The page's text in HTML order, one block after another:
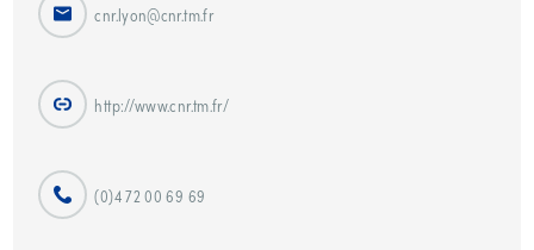
cnr.lyon@cnr.tm.fr
http://www.cnr.tm.fr/
(0)4 72 00 69 69